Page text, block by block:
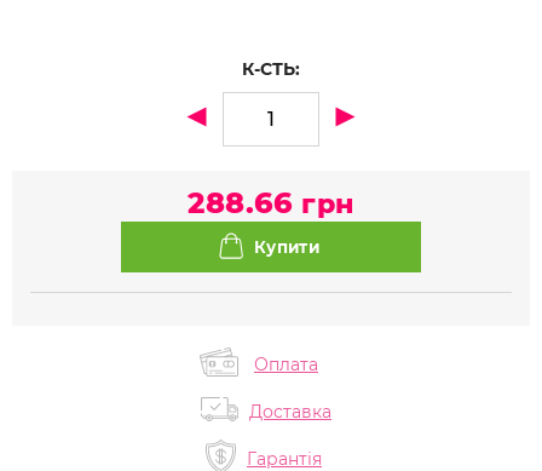
К-СТЬ:
288.66 грн
Оплата
Доставка
Гарантія